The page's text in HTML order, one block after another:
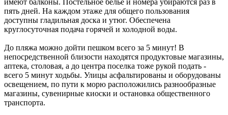
имеют балконы. Постельное белье и номера убираются раз в
пять дней. На каждом этаже для общего пользования
доступны гладильная доска и утюг. Обеспечена
круглосуточная подача горячей и холодной воды.
До пляжа можно дойти пешком всего за 5 минут! В
непосредственной близости находятся продуктовые магазины,
аптека, столовая, а до центра поселка тоже рукой подать -
всего 5 минут ходьбы. Улицы асфальтированы и оборудованы
освещением, по пути к морю расположились разнообразные
магазины, сувенирные киоски и остановка общественного
транспорта.